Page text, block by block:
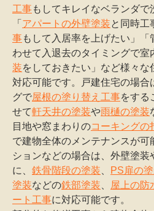
工事もしてキレイなベランダで
「 アパートの外壁塗装と同時工
事もして入居率を上げたい」
わせて入退去のタイミングで室
装をしておきたい」など様々な
対応可能です。戸建住宅の場合
グで屋根の塗り替え工事をする
せて軒天井の塗装や雨樋の塗装
目地や窓まわりのコーキングの
で建物全体のメンテナンスが可
ションなどの場合は、外壁塗
に、 鉄骨階段の塗装 PS扉の
塗装などの鉄部塗装 屋上の防
ート工事に対応可能です。